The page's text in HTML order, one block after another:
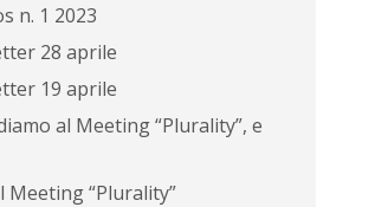
n. 1 2023
28 aprile
19 aprile
al Meeting “Plurality”, e
Meeting “Plurality”